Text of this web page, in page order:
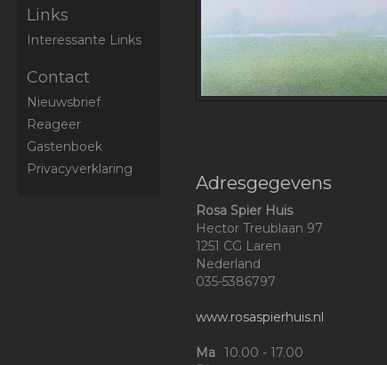
Adresgegevens
Rosa Spier Huis
Hector Treublaan 97
1251 CG Laren
Nederland
035-5386797
www.rosaspierhuis.nl
Ma 10.00 - 17.00
Links
Interessante Links
Contact
Nieuwsbrief
Reageer
Gastenboek
Privacyverklaring